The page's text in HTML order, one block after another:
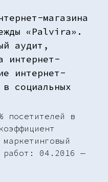
магазина
«Palvira».
аудит,
интернет-
интернет-
социальных
посетителей в
работ: 04.2016 —